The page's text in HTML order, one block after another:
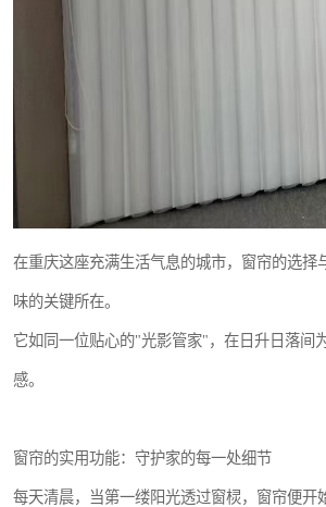
在重庆这座充满生活气息的城市，窗帘的选择
味的关键所在。
它如同一位贴心的"光影管家"，在日升日落间
感。
窗帘的实用功能：守护家的每一处细节
每天清晨，当第一缕阳光透过窗棂，窗帘便开